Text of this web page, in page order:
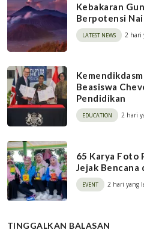
Kebakaran
Berpotensi
LATEST NEWS 2 hari
Beasiswa
Pendidikan
EDUCATION 2 hari
65 Karya Foto
Jejak Bencana
EVENT 2 hari yang
TINGGALKAN BALASAN